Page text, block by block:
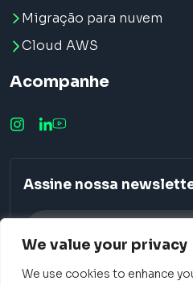
We value your privacy
We use cookies to enhance
Migração para nuvem
Cloud AWS
Acompanhe
Assine nossa
Alternative: